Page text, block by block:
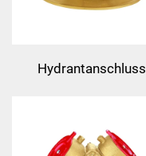
Hydrantanschluss